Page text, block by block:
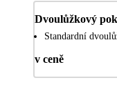
Dvoulůžkový
Standardní
v ceně